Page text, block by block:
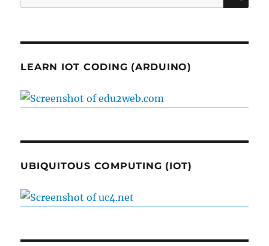
for:
LEARN IOT CODING (ARDUINO)
UBIQUITOUS COMPUTING (IOT)